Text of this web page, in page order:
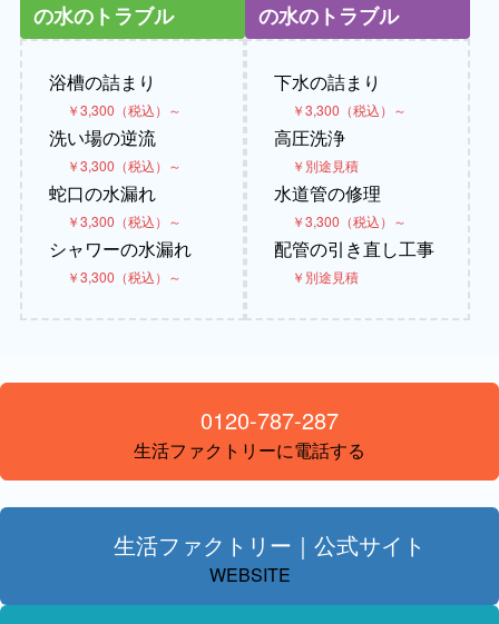
の水のトラブル
浴槽の詰まり
￥3,300（税込）～
洗い場の逆流
￥3,300（税込）～
蛇口の水漏れ
￥3,300（税込）～
シャワーの水漏れ
￥3,300（税込）～
の水のトラブル
下水の詰まり
￥3,300（税込）～
高圧洗浄
￥別途見積
水道管の修理
￥3,300（税込）～
配管の引き直し工事
￥別途見積
0120-787-287
生活ファクトリーに電話する
生活ファクトリー｜公式サイト
WEBSITE